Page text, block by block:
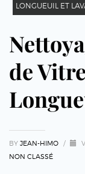
LONGUEUIL ET
de
BY JEAN-HIMO /
NON CLASSÉ